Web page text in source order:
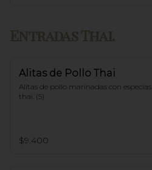
Entradas Thai.
Alitas de Pollo Thai
Alitas de pollo marinadas con especias
thai. (5)
$9.400